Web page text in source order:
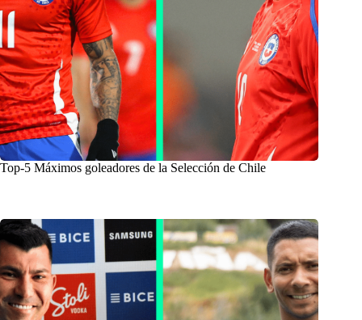
Top-5 Máximos goleadores de la Selección de Chile